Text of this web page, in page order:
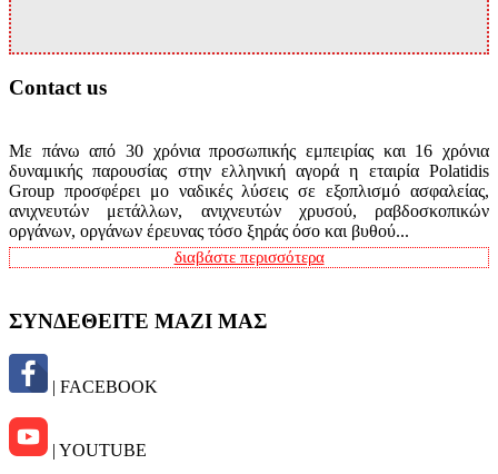
Contact us
Με πάνω από 30 χρόνια προσωπικής εμπειρίας και 16 χρόνια
δυναμικής παρουσίας στην ελληνική αγορά η εταιρία Polatidis
Group προσφέρει μο ναδικές λύσεις σε εξοπλισμό ασφαλείας,
ανιχνευτών μετάλλων, ανιχνευτών χρυσού, ραβδοσκοπικών
οργάνων, οργάνων έρευνας τόσο ξηράς όσο και βυθού...
διαβάστε περισσότερα
ΣΥΝΔΕΘΕΙΤΕ ΜΑΖΙ ΜΑΣ
| FACEBOOK
| YOUTUBE